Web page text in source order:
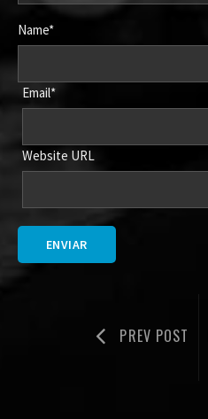
Name*
Email*
Website URL
PREV POST